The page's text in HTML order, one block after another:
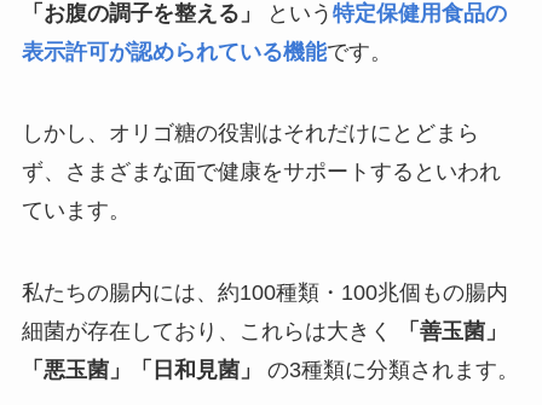
「お腹の調子を整える」 という 特定保健用食品の
表示許可が認められている機能です。
しかし、オリゴ糖の役割はそれだけにとどまら
ず、さまざまな面で健康をサポートするといわれ
ています。
私たちの腸内には、約100種類・100兆個もの腸内
細菌が存在しており、これらは大きく
「善玉菌」
「悪玉菌」「日和見菌」
の3種類に分類されます。